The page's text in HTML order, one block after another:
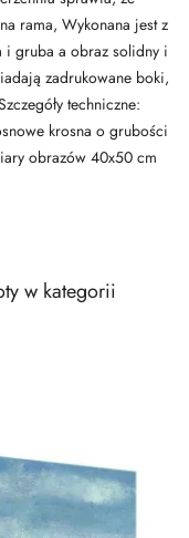
rama, Wykonana jest z
i gruba a obraz solidny i
zadrukowane boki,
techniczne:
krosna o grubości
obrazów 40x50 cm
w kategorii